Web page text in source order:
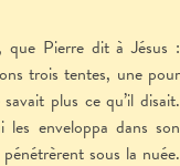
Pierre dit à Jésus :
trois tentes, une pour
plus ce qu’il disait.
enveloppa dans son
sous la nuée.